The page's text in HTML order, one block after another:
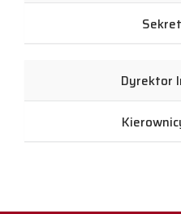
Dyrektor